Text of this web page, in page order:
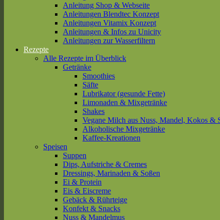
Anleitung Shop & Webseite
Anleitungen Blendtec Konzept
Anleitungen Vitamix Konzept
Anleitungen & Infos zu Unicity
Anleitungen zur Wasserfiltern
Rezepte
Alle Rezepte im Überblick
Getränke
Smoothies
Säfte
Lubrikator (gesunde Fette)
Limonaden & Mixgetränke
Shakes
Vegane Milch aus Nuss, Mandel, Kokos &
Alkoholische Mixgetränke
Kaffee-Kreationen
Speisen
Suppen
Dips, Aufstriche & Cremes
Dressings, Marinaden & Soßen
Ei & Protein
Eis & Eiscreme
Gebäck & Rührteige
Konfekt & Snacks
Nuss & Mandelmus